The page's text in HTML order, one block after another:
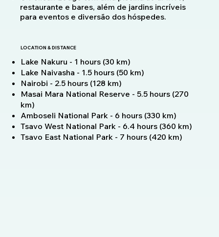
restaurante e bares, além de jardins incríveis
para eventos e diversão dos hóspedes.
LOCATION & DISTANCE
Lake Nakuru - 1 hours (30 km)
Lake Naivasha - 1.5 hours (50 km)
Nairobi - 2.5 hours (128 km)
Masai Mara National Reserve - 5.5 hours (270
km)
Amboseli National Park - 6 hours (330 km)
Tsavo West National Park - 6.4 hours (360 km)
Tsavo East National Park - 7 hours (420 km)